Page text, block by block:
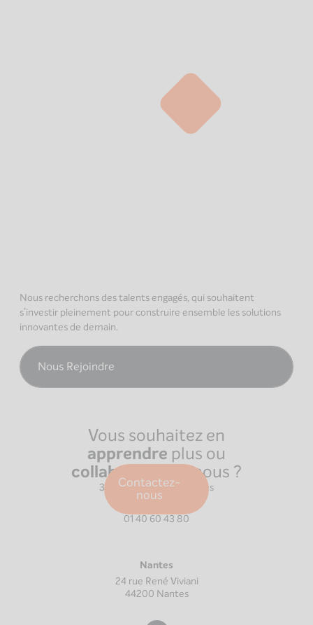
Nous recherchons des talents engagés, qui souhaitent
s’investir pleinement pour construire ensemble les solutions
innovantes de demain.
Nous Rejoindre
Vous souhaitez en
apprendre plus ou
collaboreravec nous ?
Contactez-
nous
39 Boulevard Malesherbes
75008
01 40 60 43 80
Nantes
24 rue René Viviani
44200 Nantes